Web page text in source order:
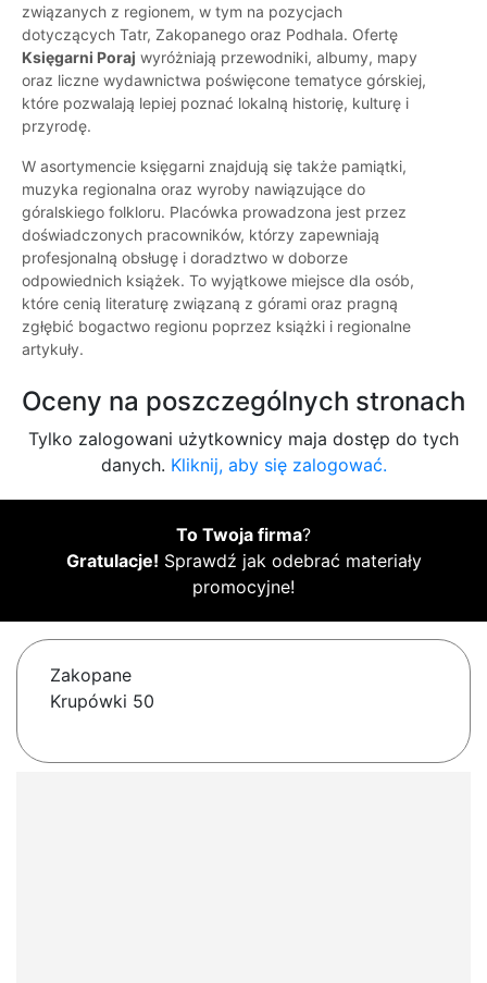
związanych z regionem, w tym na pozycjach
dotyczących Tatr, Zakopanego oraz Podhala. Ofertę
Księgarni Poraj wyróżniają przewodniki, albumy, mapy
oraz liczne wydawnictwa poświęcone tematyce górskiej,
które pozwalają lepiej poznać lokalną historię, kulturę i
przyrodę.
W asortymencie księgarni znajdują się także pamiątki,
muzyka regionalna oraz wyroby nawiązujące do
góralskiego folkloru. Placówka prowadzona jest przez
doświadczonych pracowników, którzy zapewniają
profesjonalną obsługę i doradztwo w doborze
odpowiednich książek. To wyjątkowe miejsce dla osób,
które cenią literaturę związaną z górami oraz pragną
zgłębić bogactwo regionu poprzez książki i regionalne
artykuły.
Oceny na poszczególnych stronach
Tylko zalogowani użytkownicy maja dostęp do tych
danych. Kliknij, aby się zalogować.
To Twoja firma?
Gratulacje! Sprawdź jak odebrać materiały
promocyjne!
Zakopane
Krupówki 50